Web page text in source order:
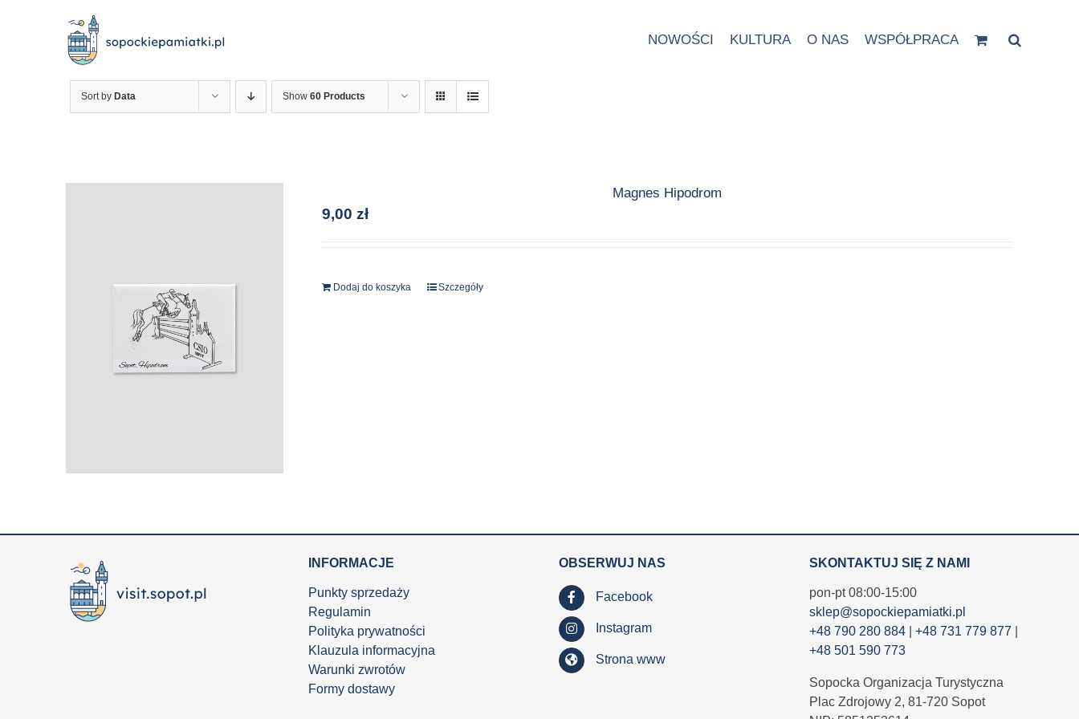
NOWOŚCI KULTURA O NAS WSPÓŁPRACA
Sort by Data Show 60 Products
Magnes Hipodrom
9,00 zł
Dodaj do koszyka Szczegóły
INFORMACJE
Punkty sprzedaży
Regulamin
Polityka prywatności
Klauzula informacyjna
Warunki zwrotów
Formy dostawy
OBSERWUJ NAS
Facebook
Instagram
Strona www
SKONTAKTUJ SIĘ Z NAMI
pon-pt 08:00-15:00
sklep@sopockiepamiatki.pl
+48 790 280 884| +48 731 779 877
+48 501 590 773
Sopocka Organizacja Turystyczna
Plac Zdrojowy 2, 81-720 Sopot